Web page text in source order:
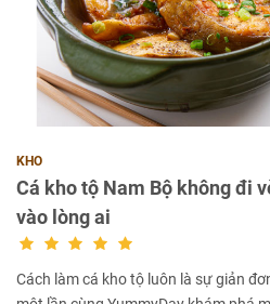
KHO
Cá kho tộ Nam Bộ không đi
vào lòng ai
Cách làm cá kho tộ luôn là sự giản